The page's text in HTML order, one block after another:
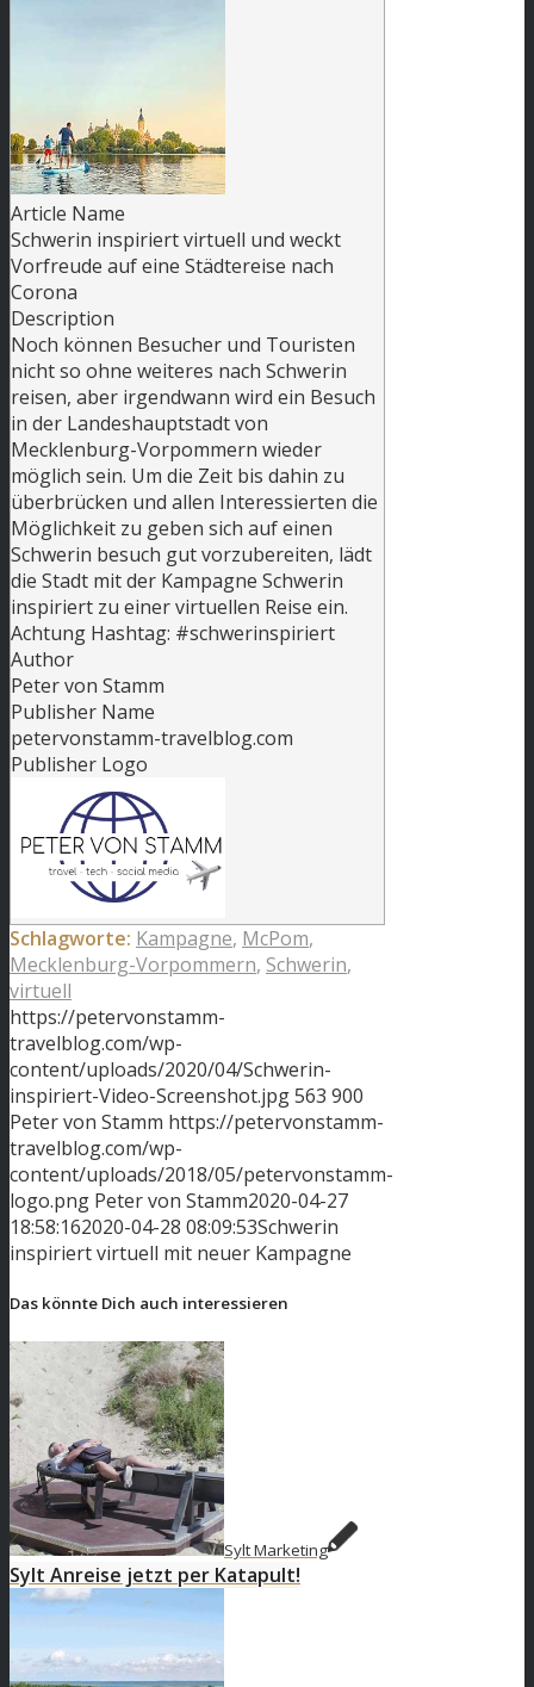
Article Name
Schwerin inspiriert virtuell und weckt
Vorfreude auf eine Städtereise nach
Corona
Description
Noch können Besucher und Touristen
nicht so ohne weiteres nach Schwerin
reisen, aber irgendwann wird ein Besuch
in der Landeshauptstadt von
Mecklenburg-Vorpommern wieder
möglich sein. Um die Zeit bis dahin zu
überbrücken und allen Interessierten die
Möglichkeit zu geben sich auf einen
Schwerin besuch gut vorzubereiten, lädt
die Stadt mit der Kampagne Schwerin
inspiriert zu einer virtuellen Reise ein.
Achtung Hashtag: #schwerinspiriert
Author
Peter von Stamm
Publisher Name
petervonstamm-travelblog.com
Publisher Logo
Schlagworte: Kampagne, McPom,
Mecklenburg-Vorpommern, Schwerin,
virtuell
https://petervonstamm-
travelblog.com/wp-
content/uploads/2020/04/Schwerin-
inspiriert-Video-Screenshot.jpg563 900
Peter von Stamm https://petervonstamm-
travelblog.com/wp-
content/uploads/2018/05/petervonstamm-
logo.png Peter von Stamm2020-04-27
18:58:162020-04-28 08:09:53Schwerin
inspiriert virtuell mit neuer Kampagne
Das könnte Dich auch interessieren
Sylt Marketing
Sylt Anreise jetzt per Katapult!